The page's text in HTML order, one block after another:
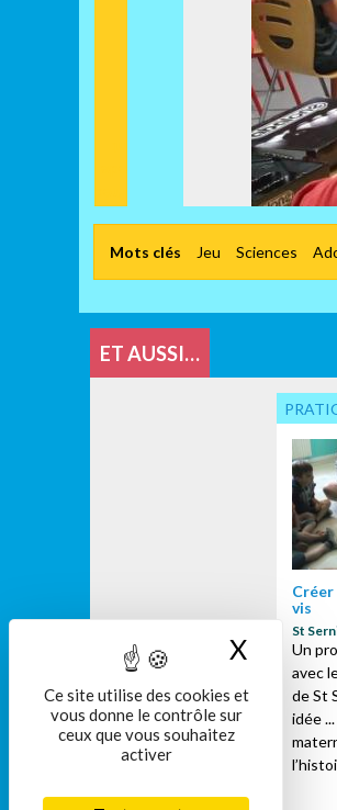
Mots clés Jeu Sciences
ET AUSSI…
vis
St
Un
avec
de St
idée
Ce site utilise des cookies et
vous donne le contrôle sur
ceux que vous souhaitez
activer
X